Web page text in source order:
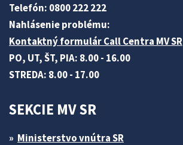
Telefón: 0800 222 222
Nahlásenie problému:
Kontaktný formulár Call Centra MV SR
PO, UT, ŠT, PIA: 8.00 - 16.00
STREDA: 8.00 - 17.00
SEKCIE MV SR
Ministerstvo vnútra SR